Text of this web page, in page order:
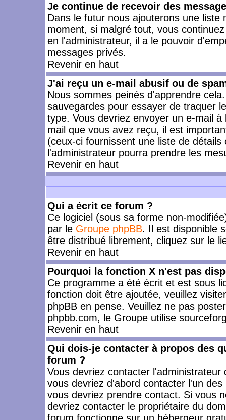
Je continue de recevoir des
Dans le futur nous ajouterons une
moment, si malgré tout, vous
en l'administrateur, il a le pouvoir
messages privés.
Revenir en haut
J'ai reçu un e-mail abusif ou de
Nous sommes peinés d'apprendre
sauvegardes pour essayer de traquer
type. Vous devriez envoyer un e-mail
mail que vous avez reçu, il est
(ceux-ci fournissent une liste de
l'administrateur pourra prendre les
Revenir en haut
Qui a écrit ce forum ?
Ce logiciel (sous sa forme non-
par le Groupe phpBB. Il est disponible
être distribué librement, cliquez sur le
Revenir en haut
Pourquoi la fonction X n'est pas
Ce programme a été écrit et est sous
fonction doit être ajoutée, veuillez
phpBB en pense. Veuillez ne pas
phpbb.com, le Groupe utilise
Revenir en haut
Qui dois-je contacter à propos des
forum ?
Vous devriez contacter
vous devriez d'abord contacter l'un
vous devriez prendre contact. Si vous
devriez contacter le propriétaire du